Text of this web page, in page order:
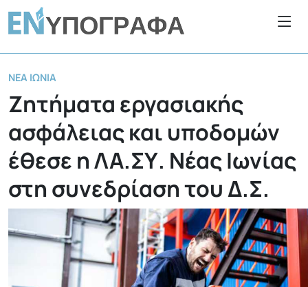
ΝΈΑ ΙΩΝΊΑ
Ζητήματα εργασιακής
ασφάλειας και υποδομών
έθεσε η ΛΑ.ΣΥ. Νέας Ιωνίας
στη συνεδρίαση του Δ.Σ.